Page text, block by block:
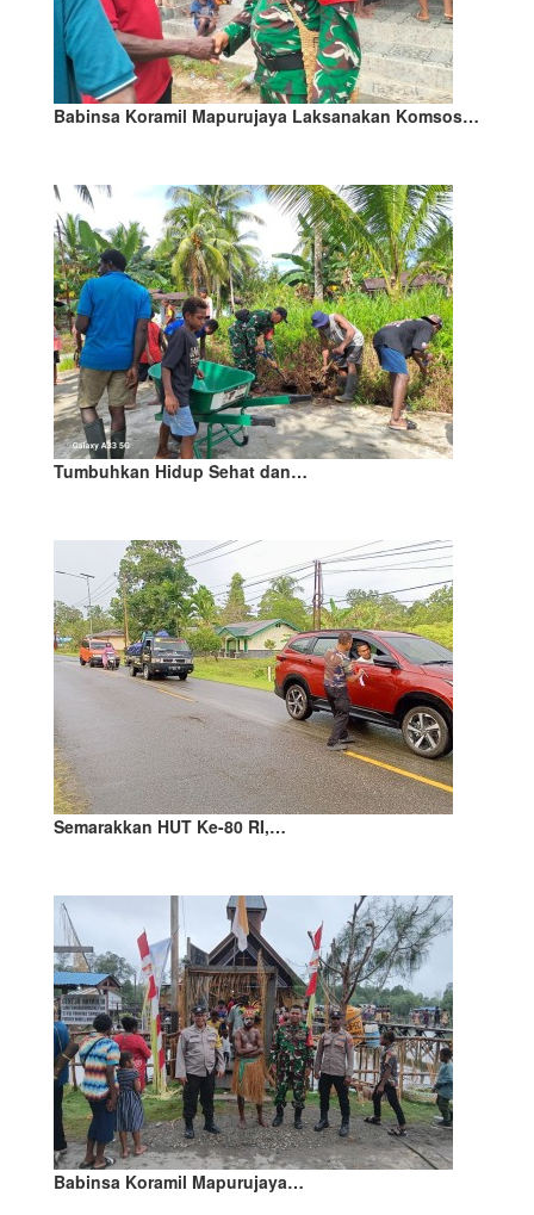
Babinsa Koramil Mapurujaya Laksanakan Komsos…
Tumbuhkan Hidup Sehat dan…
Semarakkan HUT Ke-80 RI,…
Babinsa Koramil Mapurujaya…